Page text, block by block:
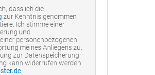
dass ich die
zur Kenntnis genommen
Ich stimme einer
und
personenbezogenen
meines Anliegens zu.
zur Datenspeicherung
kann widerrufen werden